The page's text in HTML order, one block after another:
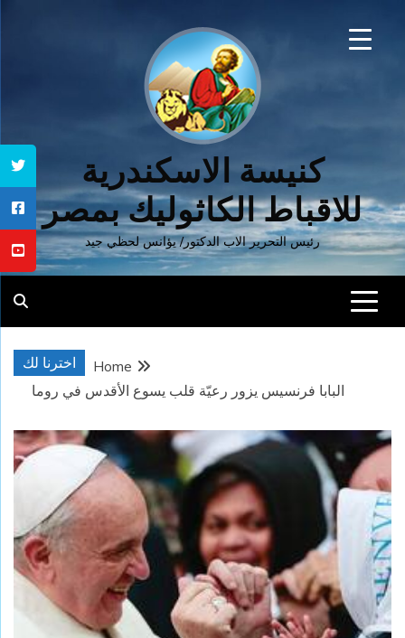
كنيسة الاسكندرية
للاقباط الكاثوليك بمصر
رئيس التحرير الاب الدكتور/ يؤانس لحظي جيد
اخترنا لك
Home
البابا فرنسيس يزور رعيّة قلب يسوع الأقدس في روما